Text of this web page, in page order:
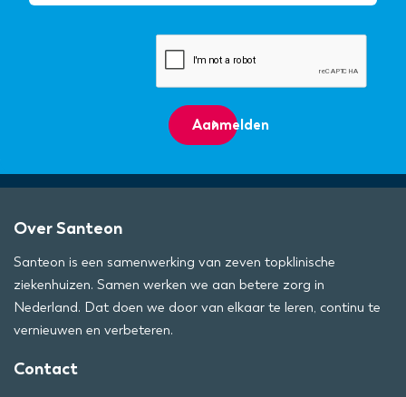
Aanmelden
Over Santeon
Santeon is een samenwerking van zeven topklinische
ziekenhuizen. Samen werken we aan betere zorg in
Nederland. Dat doen we door van elkaar te leren, continu te
vernieuwen en verbeteren.
Contact